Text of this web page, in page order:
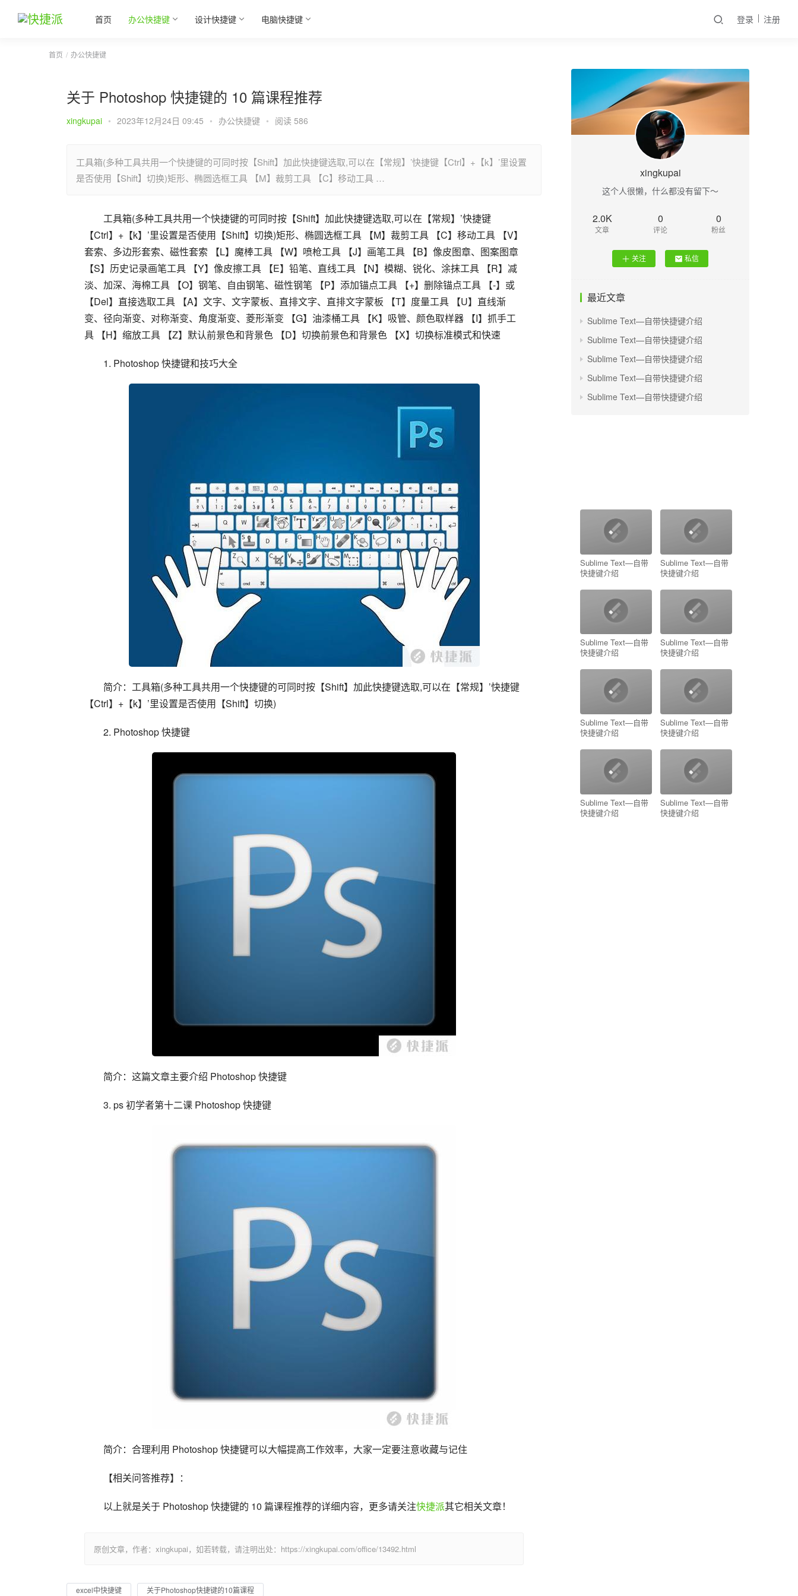
首页 办公快捷键 设计快捷键 电脑快捷键 登录 注册
首页 办公快捷键
关于 Photoshop 快捷键的 10 篇课程推荐
xingkupai • 2023年12月24日 09:45 • 办公快捷键 • 阅读 586
工具箱(多种工具共用一个快捷键的可同时按【Shift】加此快捷键选取,可以在【常规】’快捷键【Ctrl】+【k】’里设置
是否使用【Shift】切换)矩形、椭圆选框工具 【M】裁剪工具 【C】移动工具 …
工具箱(多种工具共用一个快捷键的可同时按【Shift】加此快捷键选取,可以在【常规】’快捷键
【Ctrl】+【k】’里设置是否使用【Shift】切换)矩形、椭圆选框工具 【M】裁剪工具 【C】移动工具 【V】
套索、多边形套索、磁性套索 【L】魔棒工具 【W】喷枪工具 【J】画笔工具 【B】像皮图章、图案图章
【S】历史记录画笔工具 【Y】像皮擦工具 【E】铅笔、直线工具 【N】模糊、锐化、涂抹工具 【R】减
淡、加深、海棉工具 【O】钢笔、自由钢笔、磁性钢笔 【P】添加锚点工具 【+】删除锚点工具 【-】或
【Del】直接选取工具 【A】文字、文字蒙板、直排文字、直排文字蒙板 【T】度量工具 【U】直线渐
变、径向渐变、对称渐变、角度渐变、菱形渐变 【G】油漆桶工具 【K】吸管、颜色取样器 【I】抓手工
具 【H】缩放工具 【Z】默认前景色和背景色 【D】切换前景色和背景色 【X】切换标准模式和快速
1. Photoshop 快捷键和技巧大全
简介：工具箱(多种工具共用一个快捷键的可同时按【Shift】加此快捷键选取,可以在【常规】’快捷键
【Ctrl】+【k】’里设置是否使用【Shift】切换)
2. Photoshop 快捷键
简介：这篇文章主要介绍 Photoshop 快捷键
3. ps 初学者第十二课 Photoshop 快捷键
简介：合理利用 Photoshop 快捷键可以大幅提高工作效率，大家一定要注意收藏与记住
【相关问答推荐】：
以上就是关于 Photoshop 快捷键的 10 篇课程推荐的详细内容，更多请关注快捷派其它相关文章！
原创文章，作者：xingkupai，如若转载，请注明出处：https://xingkupai.com/office/13492.html
excel中快捷键 关于Photoshop快捷键的10篇课程
xingkupai
这个人很懒，什么都没有留下～
2.0K
文章
0
评论
0
粉丝
关注 私信
最近文章
Sublime Text—自带快捷键介绍
Sublime Text—自带快捷键介绍
Sublime Text—自带快捷键介绍
Sublime Text—自带快捷键介绍
Sublime Text—自带快捷键介绍
Sublime Text—自带
快捷键介绍
Sublime Text—自带
快捷键介绍
Sublime Text—自带
快捷键介绍
Sublime Text—自带
快捷键介绍
Sublime Text—自带
快捷键介绍
Sublime Text—自带
快捷键介绍
Sublime Text—自带
快捷键介绍
Sublime Text—自带
快捷键介绍